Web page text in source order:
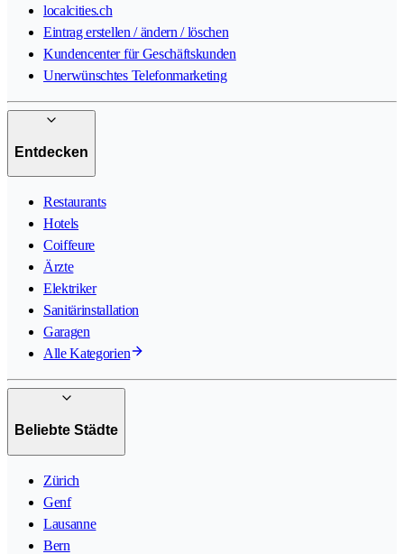
localcities.ch
Eintrag erstellen / ändern / löschen
Kundencenter für Geschäftskunden
Unerwünschtes Telefonmarketing
Entdecken
Restaurants
Hotels
Coiffeure
Ärzte
Elektriker
Sanitärinstallation
Garagen
Alle Kategorien
Beliebte Städte
Zürich
Genf
Lausanne
Bern